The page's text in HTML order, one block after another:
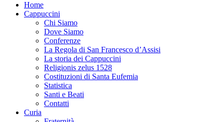
Home
Cappuccini
Chi Siamo
Dove Siamo
Conferenze
La Regola di San Francesco d’Assisi
La storia dei Cappuccini
Religionis zelus 1528
Costituzioni di Santa Eufemia
Statistica
Santi e Beati
Contatti
Curia